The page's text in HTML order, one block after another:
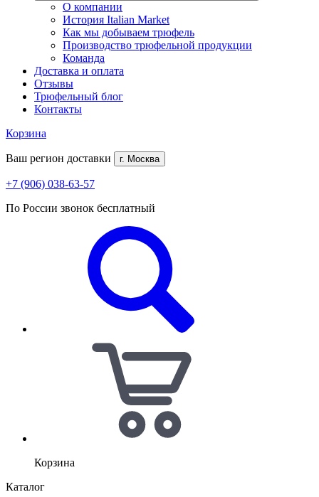
О компании
История Italian Market
Как мы добываем трюфель
Производство трюфельной продукции
Команда
Доставка и оплата
Отзывы
Трюфельный блог
Контакты
Корзина
Ваш регион доставки г. Москва
+7 (906) 038-63-57
По России звонок бесплатный
Корзина
Каталог